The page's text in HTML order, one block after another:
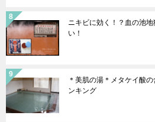
ニキビに効く！？血の池
い！
＊美肌の湯＊メタケイ酸
ンキング